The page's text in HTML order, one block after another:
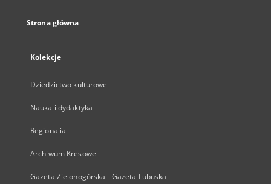
Strona główna
Kolekcje
Dziedzictwo kulturowe
Nauka i dydaktyka
Regionalia
Archiwum Kresowe
Gazeta Zielonogórska - Gazeta Lubuska